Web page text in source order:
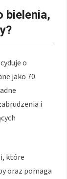
bielenia,
o
jako 70
i
które
oraz pomaga